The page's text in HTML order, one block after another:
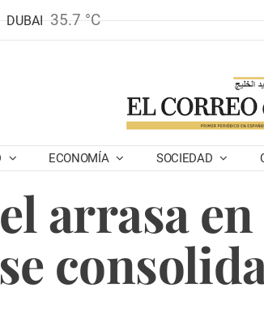
DUBAI 35.7 °C
ECONOMÍA SOCIEDAD
arrasa